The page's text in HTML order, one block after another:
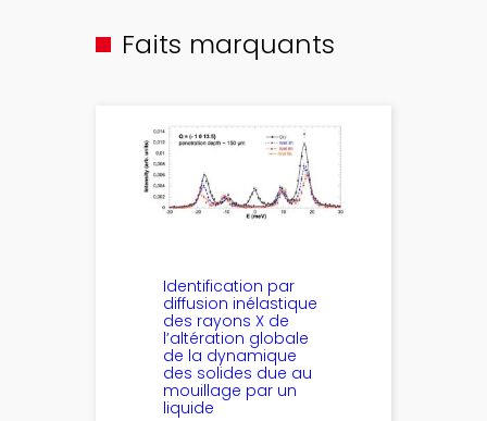
Faits marquants
Identification par
diffusion inélastique
des rayons X de
l’altération globale
de la dynamique
des solides due au
mouillage par un
liquide